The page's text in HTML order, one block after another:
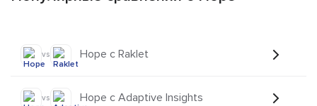
vs Hope с Raklet
vs Hope с Adaptive Insights